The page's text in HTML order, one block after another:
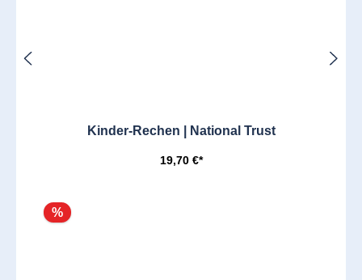
Kinder-Rechen | National Trust
19,70 €*
%